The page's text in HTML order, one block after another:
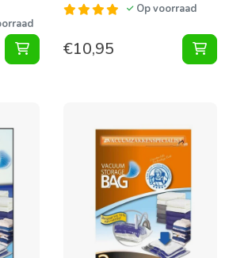
Vacuumzak 240X250 voor
Op voorraad
€10,95